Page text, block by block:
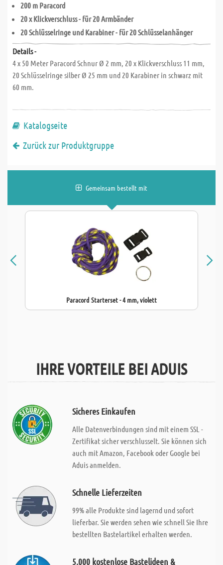
200 m Paracord
20 x Klickverschluss - für 20 Armbänder
20 Schlüsselringe und Karabiner - für 20 Schlüsselanhänger
Details -
4 x 50 Meter Paracord Schnur Ø 2 mm, 20 x Klickverschluss 11 mm,
20 Schlüsselringe silber Ø 25 mm und 20 Karabiner in schwarz mit
60 mm.
Katalogseite
Zurück zur Produktgruppe
Gemeinsam bestellt mit
Paracord Starterset - 4 mm, violett
IHRE VORTEILE BEI ADUIS
Sicheres Einkaufen
Alle Datenverbindungen sind mit einem SSL -
Zertifikat sicher verschlusselt. Sie können sich
auch mit Amazon, Facebook oder Google bei
Aduis anmelden.
Schnelle Lieferzeiten
99% alle Produkte sind lagernd und sofort
lieferbar. Sie werden sehen wie schnell Sie Ihre
bestellten Bastelartikel erhalten werden.
5.000 kostenlose Bastelideen &